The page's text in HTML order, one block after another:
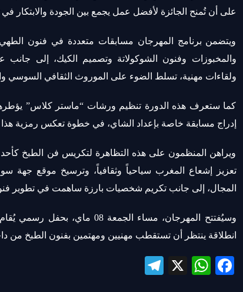
على أن تُمنح الجائزة لأفضل عمل يجمع بين الجودة والابتكار
ويتضمن برنامج المهرجان مسابقات متعددة في فنون
والمخبوزات وفنون الشوكولاتة وتصميم الكيك، إلى
ولقاءات مهنية، تسلط الضوء على الموروث الثقافي السوسي
كما ستعرف هذه الدورة تنظيم ورشات “ماستر كلاس”
إدراج مسابقة خاصة بإعداد الشاي، في خطوة تعكس رمزية هذا
ويراهن المنظمون على هذه التظاهرة لتكريس فن الطبخ كأحد
تعزيز إشعاع المغرب سياحياً وثقافياً، وترسيخ موقع
المجال، إلى جانب تكريم شخصيات بارزة ساهمت في تطوير
وسيُفتتح المهرجان، مساء الجمعة 08
انطلاقة ينتظر أن تستقطب مهنيين ومهتمين بفنون الطبخ من
Fa
W
X